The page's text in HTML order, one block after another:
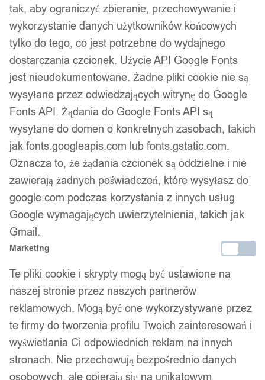
/ 10
TAŚMA LED CHOINKOWA
dekoracyjna WSTĄŻKA 5m
50LED
tak, aby ograniczyć zbieranie, przechowywanie i
wykorzystanie danych użytkowników końcowych
tylko do tego, co jest potrzebne do wydajnego
dostarczania czcionek. Użycie API Google Fonts
jest nieudokumentowane. Żadne pliki cookie nie są
wysyłane przez odwiedzających witrynę do Google
Fonts API. Żądania do Google Fonts API są
wysyłane do domen o konkretnych zasobach, takich
jak fonts.googleapis.com lub fonts.gstatic.com.
Oznacza to, że żądania czcionek są oddzielne i nie
zawierają żadnych poświadczeń, które wysyłasz do
google.com podczas korzystania z innych usług
Google wymagających uwierzytelnienia, takich jak
Gmail.
Marketing
Te pliki cookie i skrypty mogą być ustawione na
naszej stronie przez naszych partnerów
reklamowych. Mogą być one wykorzystywane przez
te firmy do tworzenia profilu Twoich zainteresowań i
wyświetlania Ci odpowiednich reklam na innych
stronach. Nie przechowują bezpośrednio danych